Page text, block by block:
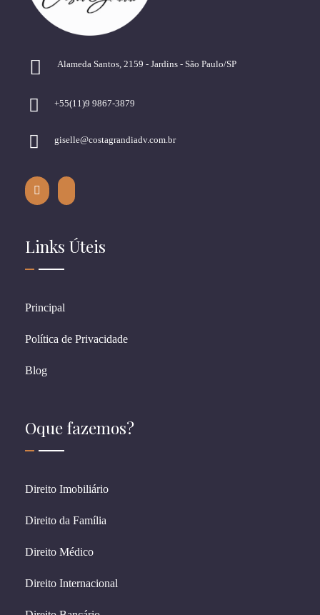
Alameda Santos, 2159 - Jardins - São Paulo/SP
+55(11)9 9867-3879
giselle@costagrandiadv.com.br
Links Úteis
Principal
Política de Privacidade
Blog
Oque fazemos?
Direito Imobiliário
Direito da Família
Direito Médico
Direito Internacional